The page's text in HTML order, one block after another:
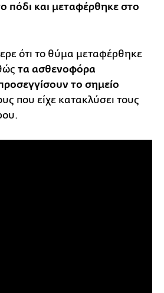
πόδι και μεταφέρθηκε στο
ότι το θύμα μεταφέρθηκε
τα ασθενοφόρα
το σημείο
που είχε κατακλύσει τους